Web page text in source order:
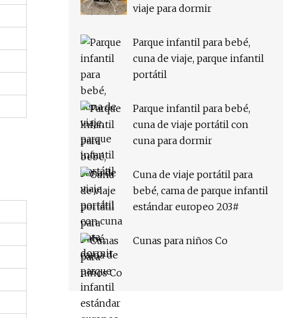
viaje para dormir
Parque infantil para bebé,
cuna de viaje, parque infantil
portátil
Parque infantil para bebé,
cuna de viaje portátil con
cuna para dormir
Cuna de viaje portátil para
bebé, cama de parque infantil
estándar europeo 203#
Cunas para niños Co